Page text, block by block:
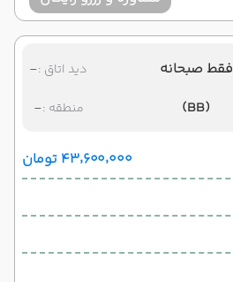
فقط صبحانه
(BB)
دید اتاق :-
منطقه :-
۴۳٬۶۰۰٬۰۰۰ تومان